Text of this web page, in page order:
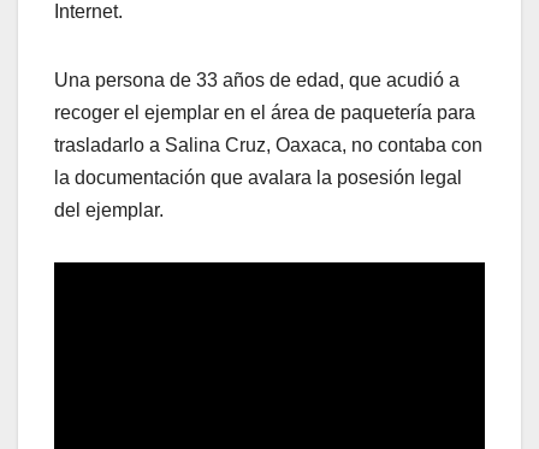
Internet.
Una persona de 33 años de edad, que acudió a
recoger el ejemplar en el área de paquetería para
trasladarlo a Salina Cruz, Oaxaca, no contaba con
la documentación que avalara la posesión legal
del ejemplar.